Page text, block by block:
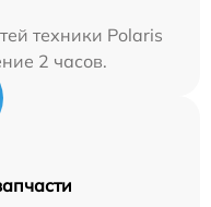
техники Polaris
2 часов.